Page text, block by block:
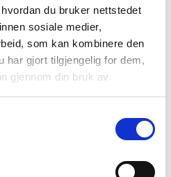
du bruker nettstedet
sosiale medier,
som kan kombinere den
har gjort tilgjengelig for dem,
gjennom din bruk av
på